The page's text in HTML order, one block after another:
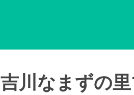
吉川なまずの